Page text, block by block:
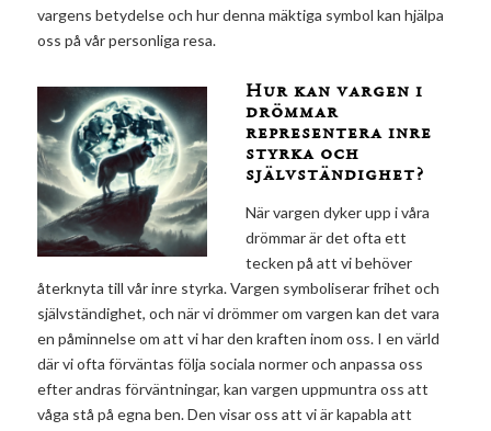
vargens betydelse och hur denna mäktiga symbol kan hjälpa
oss på vår personliga resa.
Hur kan vargen i
drömmar
representera inre
styrka och
självständighet?
När vargen dyker upp i våra
drömmar är det ofta ett
tecken på att vi behöver
återknyta till vår inre styrka. Vargen symboliserar frihet och
självständighet, och när vi drömmer om vargen kan det vara
en påminnelse om att vi har den kraften inom oss. I en värld
där vi ofta förväntas följa sociala normer och anpassa oss
efter andras förväntningar, kan vargen uppmuntra oss att
våga stå på egna ben. Den visar oss att vi är kapabla att